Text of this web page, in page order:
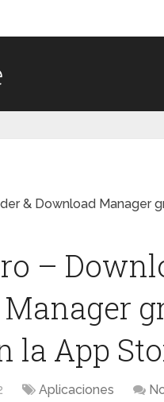
& Download Manager
–
la App
Aplicaciones